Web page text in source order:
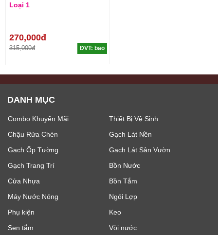
Loại 1
270,000đ
315,000đ ĐVT: bao
DANH MỤC
Combo Khuyến Mãi
Thiết Bị Vệ Sinh
Chậu Rửa Chén
Gạch Lát Nền
Gạch Ốp Tường
Gạch Lát Sân Vườn
Gạch Trang Trí
Bồn Nước
Cửa Nhựa
Bồn Tắm
Máy Nước Nóng
Ngói Lợp
Phụ kiện
Keo
Sen tắm
Vòi nước